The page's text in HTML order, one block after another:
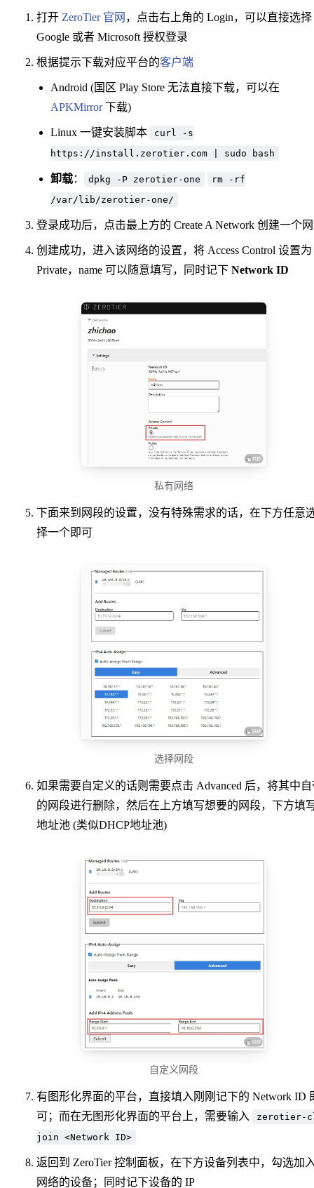
打开 ZeroTier 官网 ，点击右上角的 Login，可以直接选择
Google 或者 Microsoft 授权登录
根据提示下载对应平台的客户端
Android (国区 Play Store 无法直接下载，可以在
APKMirror下载)
Linux 一键安装脚本
curl -s
https://install.zerotier.com | sudo bash
卸载： dpkg -P zerotier-one
rm -rf
/var/lib/zerotier-one/
登录成功后，点击最上方的 Create A Network 创建一个
创建成功，进入该网络的设置，将 Access Control 设置为
Private，name 可以随意填写，同时记下 Network ID
私有网络
下面来到网段的设置，没有特殊需求的话，在下方任意
择一个即可
选择网段
如果需要自定义的话则需要点击 Advanced 后，将其中
的网段进行删除，然后在上方填写想要的网段，下方填
地址池 (类似DHCP地址池)
自定义网段
有图形化界面的平台，直接填入刚刚记下的 Network ID
可；而在无图形化界面的平台上，需要输入
zerotier-
join <Network ID>
返回到 ZeroTier 控制面板，在下方设备列表中，勾选加
网络的设备；同时记下设备的 IP